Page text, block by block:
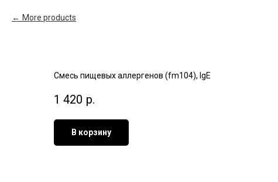
More products
Смесь пищевых аллергенов (fm104), IgE
1 420 р.
В корзину